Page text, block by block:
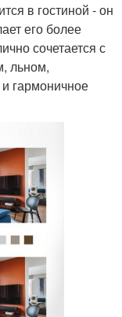
в гостиной - он
его более
сочетается с
льном,
гармоничное